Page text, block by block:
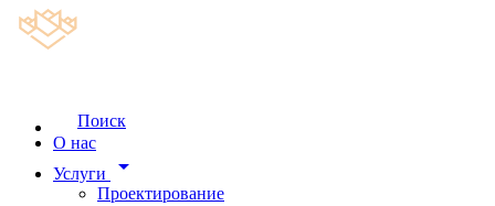
Поиск
О нас
Услуги
arrow_drop_down
Проектирование